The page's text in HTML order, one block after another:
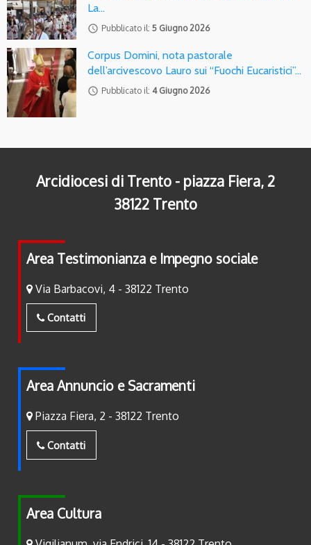
La…
access_time Pubblicato il: 5 Giugno 2026
Corpus Domini, nota pastorale
dell’arcivescovo Lauro sui “Fuochi Eucaristici”…
access_time Pubblicato il: 4 Giugno 2026
Arcidiocesi di Trento - piazza Fiera, 2
38122 Trento
Area Testimonianza e Impegno sociale
Via Barbacovi, 4 - 38122 Trento
Contatti
Area Annuncio e Sacramenti
Piazza Fiera, 2 - 38122 Trento
Contatti
Area Cultura